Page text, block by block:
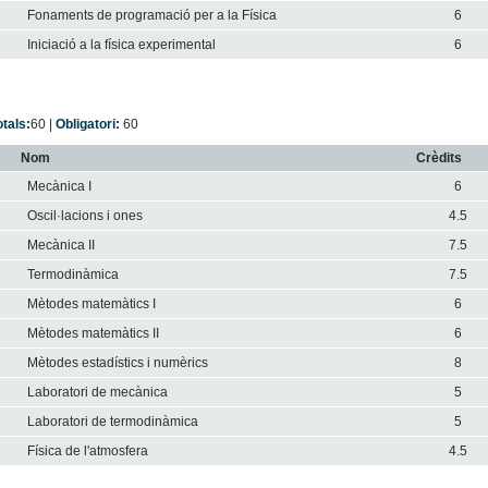
Fonaments de programació per a la Física
6
Iniciació a la física experimental
6
60| Obligatori: 60
Nom
Crèdits
Mecànica I
6
Oscil·lacions i ones
4.5
Mecànica II
7.5
Termodinàmica
7.5
Mètodes matemàtics I
6
Mètodes matemàtics II
6
Mètodes estadístics i numèrics
8
Laboratori de mecànica
5
Laboratori de termodinàmica
5
Física de l'atmosfera
4.5